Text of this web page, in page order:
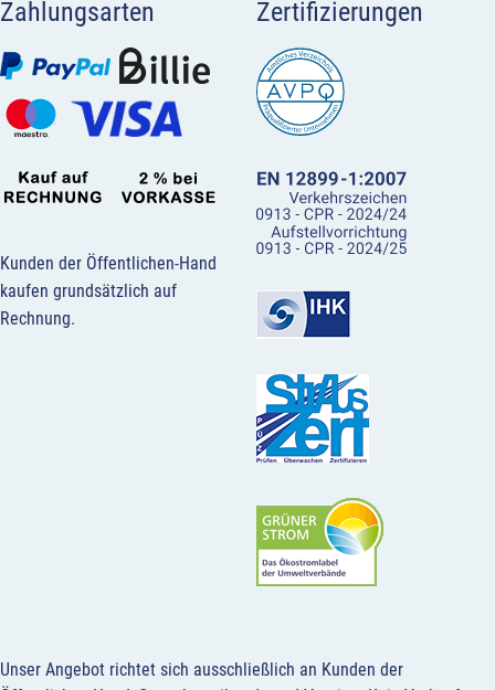
Zahlungsarten
Kunden der Öffentlichen-Hand
kaufen grundsätzlich auf
Rechnung.
Zertifizierungen
Unser Angebot richtet sich ausschließlich an Kunden der